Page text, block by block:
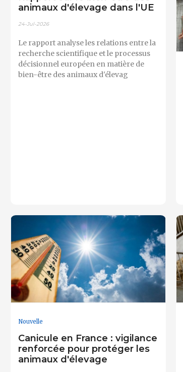
animaux d'élevage dans l'UE
24-Jul-2026
Le rapport analyse les relations entre la
recherche scientifique et le processus
décisionnel européen en matière de
bien-être des animaux d'élevag
Nouvelle
Canicule en France : vigilance
renforcée pour protéger les
animaux d'élevage